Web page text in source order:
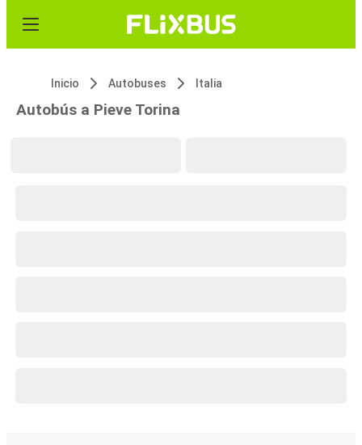
Inicio Autobuses Italia
Autobús a Pieve Torina